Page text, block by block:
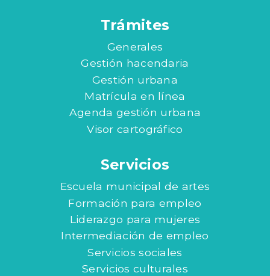
Trámites
Generales
Gestión hacendaria
Gestión urbana
Matrícula en línea
Agenda gestión urbana
Visor cartográfico
Servicios
Escuela municipal de artes
Formación para empleo
Liderazgo para mujeres
Intermediación de empleo
Servicios sociales
Servicios culturales